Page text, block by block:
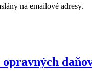
na emailové adresy.